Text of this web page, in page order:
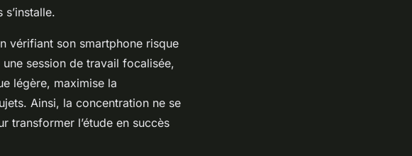
vérifiant son smartphone risque
session de travail focalisée,
légère, maximise la
Ainsi, la concentration ne se
transformer l’étude en succès